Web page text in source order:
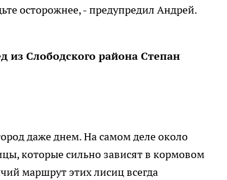
осторожнее, - предупредил Андрей.
из Слободского района Степан
даже днем. На самом деле около
которые сильно зависят в кормовом
маршрут этих лисиц всегда